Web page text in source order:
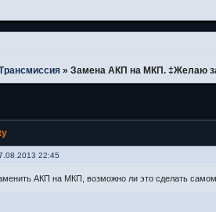
» Замена АКП на МКП. ‡Желаю
22:45
АКП на МКП, возможно ли это сделать